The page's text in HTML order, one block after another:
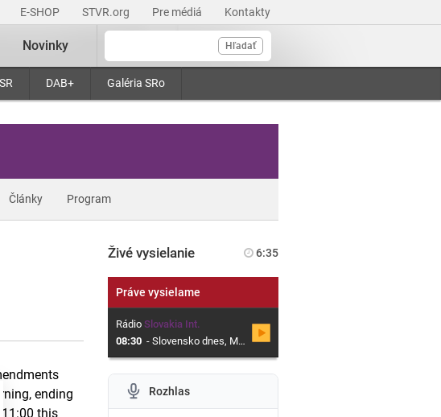
E-SHOP STVR.org Pre médiá Kontakty
Hľadať
DAB+ Galéria SRo
Novinky
Články Program
ending
this
Živé vysielanie 6:35
Práve vysielame
RádioSlovakia Int.
08:30 - Slovensko dnes, Magazín o Slovensku
Rozhlas